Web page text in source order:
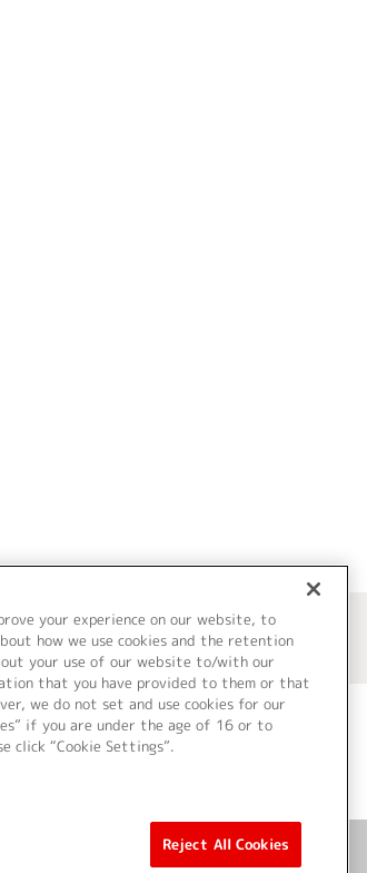
Settings
your experience on our website, to
how we use cookies and the retention
your use of our website to/with our
that you have provided to them or that
we do not set and use cookies for our
if you are under the age of 16 or to
click “Cookie Settings”.
Reject All Cookies